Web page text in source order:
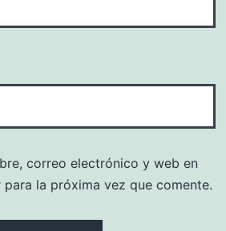
correo electrónico y web en
la próxima vez que comente.